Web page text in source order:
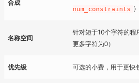
合成
num_constraints ）
名称空间
针对短于10个字符的程
更多字符为0）
优先级 可选的小费，用于更快